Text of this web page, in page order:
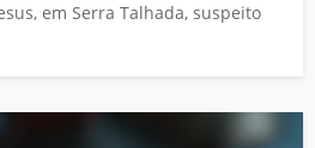
em Serra Talhada, suspeito